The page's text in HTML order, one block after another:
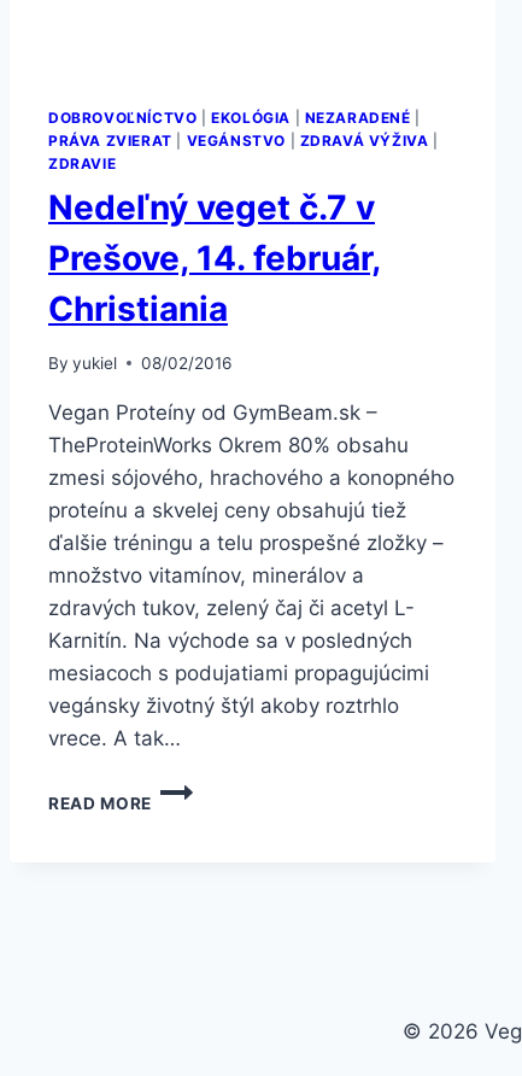
DOBROVOĽNÍCTVO |EKOLÓGIA NEZARADENÉ
PRÁVA ZVIERAT
VEGÁNSTVO ZDRAVÁ VÝŽIVA
ZDRAVIE
Nedeľný veget č.7 v
Prešove, 14. február,
Christiania
By yukiel 08/02/2016
Vegan Proteíny od GymBeam.sk –
TheProteinWorks Okrem 80% obsahu
zmesi sójového, hrachového a konopného
proteínu a skvelej ceny obsahujú tiež
ďalšie tréningu a telu prospešné zložky –
množstvo vitamínov, minerálov a
zdravých tukov, zelený čaj či acetyl L-
Karnitín. Na východe sa v posledných
mesiacoch s podujatiami propagujúcimi
vegánsky životný štýl akoby roztrhlo
vrece. A tak…
READ MORE
NEDEĽNÝ
© 2026